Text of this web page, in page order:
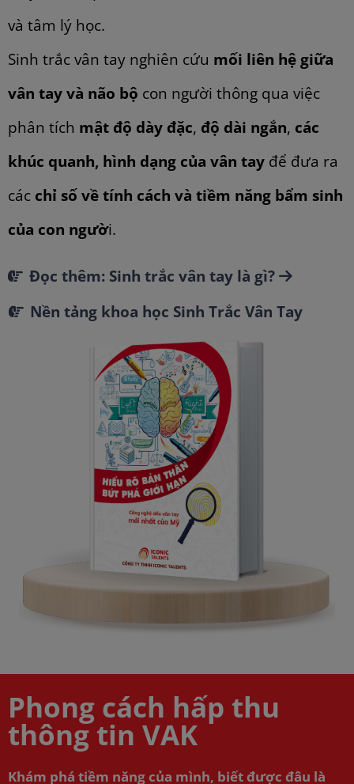
và tâm lý học.
Sinh trắc vân tay nghiên cứu mối liên hệ giữa
vân tay và não bộ con người thông qua việc
phân tích mật độ dày đặc, độ dài ngắn, các
khúc quanh, hình dạng của vân tay để đưa ra
các chỉ số về tính cách và tiềm năng bẩm sinh
của con người.
Đọc thêm: Sinh trắc vân tay là gì?
Nền tảng khoa học Sinh Trắc Vân Tay
Phong cách hấp thu
thông tin VAK
Khám phá tiềm năng của mình, biết được đâu là